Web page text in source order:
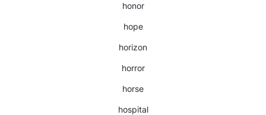
honor
hope
horizon
horror
horse
hospital